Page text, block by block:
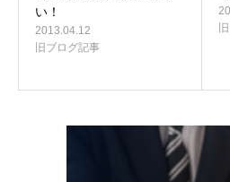
い！
2013.04.12
旧ブログ記事